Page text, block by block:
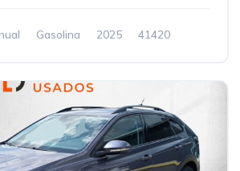
Gasolina 2025
41420